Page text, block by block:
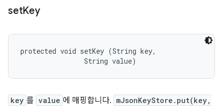
setKey
protected void setKey (String key,
                String value)
key 를 value 에 매핑합니다. mJsonKeyStore.put(key,